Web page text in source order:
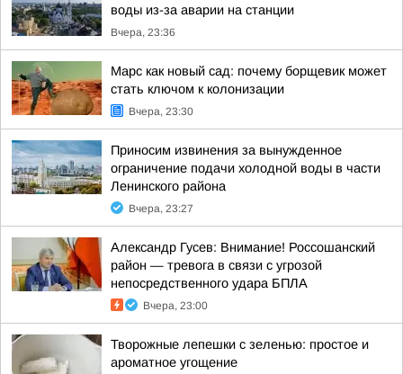
воды из-за аварии на станции
Вчера, 23:36
Марс как новый сад: почему борщевик может
стать ключом к колонизации
Вчера, 23:30
Приносим извинения за вынужденное
ограничение подачи холодной воды в части
Ленинского района
Вчера, 23:27
Александр Гусев: Внимание! Россошанский
район — тревога в связи с угрозой
непосредственного удара БПЛА
Вчера, 23:00
Творожные лепешки с зеленью: простое и
ароматное угощение